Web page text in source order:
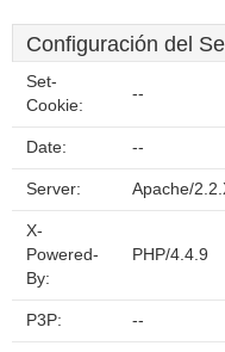
Configuración del
Set-
Cookie:
--
Date: --
Server: Apache/
X-
Powered-
By:
PHP/4.4.9
P3P: --